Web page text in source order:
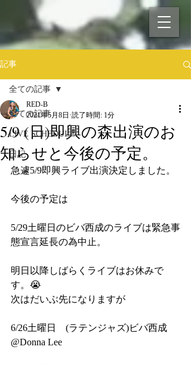
記事
全ての記事
LIVE SCHEDULE
日記
全ての記事
5/9 (日)即興の森出演のお
知らせと今後の予定。
RED-B
2021年5月8日 読了時間: 1分
急遽5/9即興ライブ出演決定しました。
今後の予定は
5/29土曜日のビバ西成のライブは緊急事
態宣言延長の為中止。
明日以降しばらくライブはお休みで
す。😭
次はだいぶ先になりますが
6/26土曜日　(ラテンジャズ)ビバ西成
@Donna Lee